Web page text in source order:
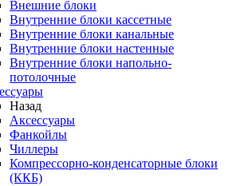
Внешние блоки
Внутренние блоки кассетные
Внутренние блоки канальные
Внутренние блоки настенные
Внутренние блоки напольно-
потолочные
Назад
Аксессуары
Фанкойлы
Чиллеры
Компрессорно-конденсаторные блоки
(ККБ)